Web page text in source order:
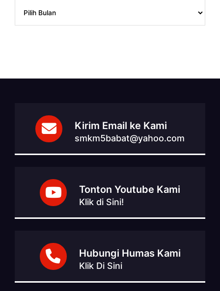
Kirim Email ke Kami
smkm5babat@yahoo.com
Tonton Youtube Kami
Klik di Sini!
Hubungi Humas Kami
Klik Di Sini